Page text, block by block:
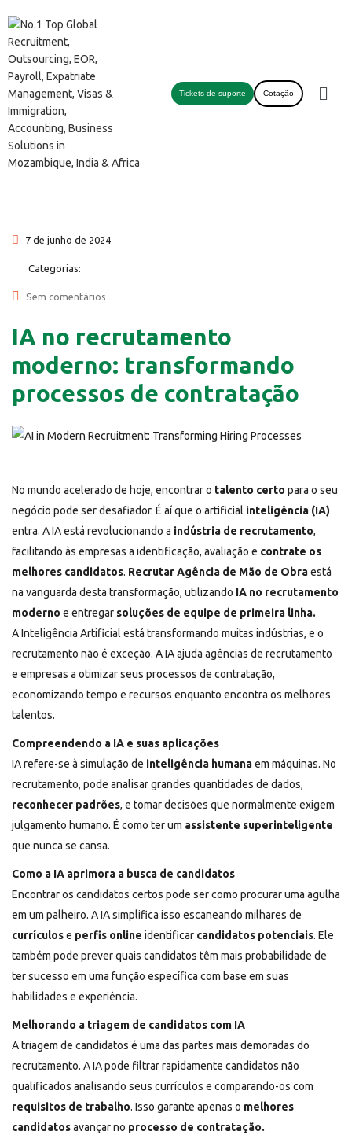
Tickets de suporte Cotação
7 de junho de 2024
Categorias:
Sem comentários
IA no recrutamento
moderno: transformando
processos de contratação
No mundo acelerado de hoje, encontrar o talento certo para o seu
negócio pode ser desafiador. É aí que o artificial inteligência (IA)
entra. A IA está revolucionando a indústria de recrutamento,
facilitando às empresas a identificação, avaliação e contrate os
melhores candidatos. Recrutar Agência de Mão de Obraestá
na vanguarda desta transformação, utilizando IA no recrutamento
moderno e entregar soluções de equipe de primeira linha.
A Inteligência Artificial está transformando muitas indústrias, e o
recrutamento não é exceção. A IA ajuda agências de recrutamento
e empresas a otimizar seus processos de contratação,
economizando tempo e recursos enquanto encontra os melhores
talentos.
Compreendendo a IA e suas aplicações
IA refere-se à simulação de inteligência humanaem máquinas. No
recrutamento, pode analisar grandes quantidades de dados,
reconhecer padrões, e tomar decisões que normalmente exigem
julgamento humano. É como ter um assistente superinteligente
que nunca se cansa.
Como a IA aprimora a busca de candidatos
Encontrar os candidatos certos pode ser como procurar uma agulha
em um palheiro. A IA simplifica isso escaneando milhares de
currículose perfis online identificar candidatos potenciais. Ele
também pode prever quais candidatos têm mais probabilidade de
ter sucesso em uma função específica com base em suas
habilidades e experiência.
Melhorando a triagem de candidatos com IA
A triagem de candidatos é uma das partes mais demoradas do
recrutamento. A IA pode filtrar rapidamente candidatos não
qualificados analisando seus currículos e comparando-os com
requisitos de trabalho. Isso garante apenas o melhores
candidatosavançar no processo de contratação.